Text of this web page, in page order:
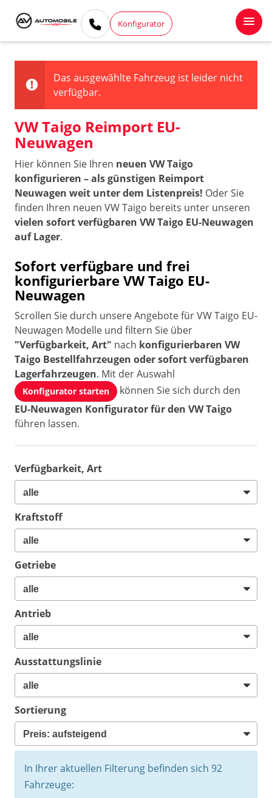
Konfigurator
Das ausgewählte Fahrzeug ist leider nicht
verfügbar.
VW Taigo Reimport EU-
Neuwagen
Hier können Sie Ihren neuen VW Taigo
konfigurieren – als günstigen Reimport
Neuwagen weit unter dem Listenpreis! Oder Sie
finden Ihren neuen VW Taigo bereits unter unseren
vielen sofort verfügbaren VW Taigo EU-Neuwagen
auf Lager.
Sofort verfügbare und frei
konfigurierbare VW Taigo EU-
Neuwagen
Scrollen Sie durch unsere Angebote für VW Taigo EU-
Neuwagen Modelle und filtern Sie über
"Verfügbarkeit, Art" nach konfigurierbaren VW
Taigo Bestellfahrzeugen oder sofort verfügbaren
Lagerfahrzeugen. Mit der Auswahl
Konfigurator starten
können Sie sich durch den
EU-Neuwagen Konfigurator für den VW Taigo
führen lassen.
Verfügbarkeit, Art
Kraftstoff
Getriebe
Antrieb
Ausstattungslinie
Sortierung
In Ihrer aktuellen Filterung befinden sich 92
Fahrzeuge: